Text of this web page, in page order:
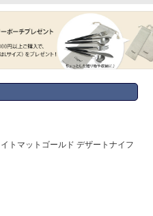
トマットゴールド デザートナイフ